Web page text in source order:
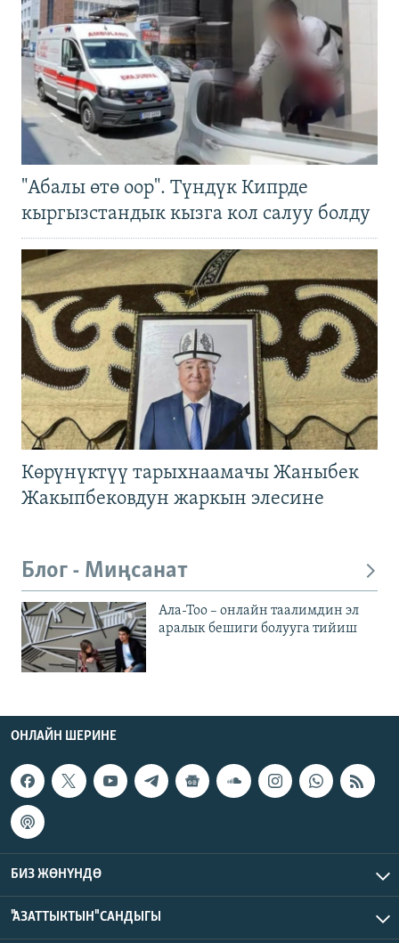
"Абалы өтө оор". Түндүк Кипрде
кыргызстандык кызга кол салуу болду
Көрүнүктүү тарыхнаамачы Жаныбек
Жакыпбековдун жаркын элесине
Блог - Миңсанат
Ала-Тоо – онлайн таалимдин эл
аралык бешиги болууга тийиш
ОНЛАЙН ШЕРИНЕ
БИЗ ЖӨНҮНДӨ
"АЗАТТЫКТЫН" САНДЫГЫ